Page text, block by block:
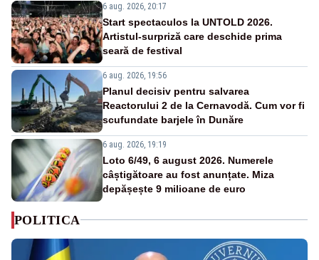
6 aug. 2026, 20:17
Start spectaculos la UNTOLD 2026.
Artistul-surpriză care deschide prima
seară de festival
6 aug. 2026, 19:56
Planul decisiv pentru salvarea
Reactorului 2 de la Cernavodă. Cum vor fi
scufundate barjele în Dunăre
6 aug. 2026, 19:19
Loto 6/49, 6 august 2026. Numerele
câștigătoare au fost anunțate. Miza
depășește 9 milioane de euro
POLITICA